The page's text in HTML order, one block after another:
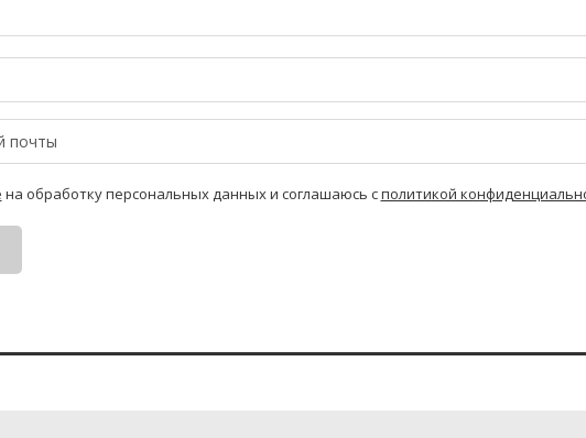
на обработку персональных данных и соглашаюсь сполитикой